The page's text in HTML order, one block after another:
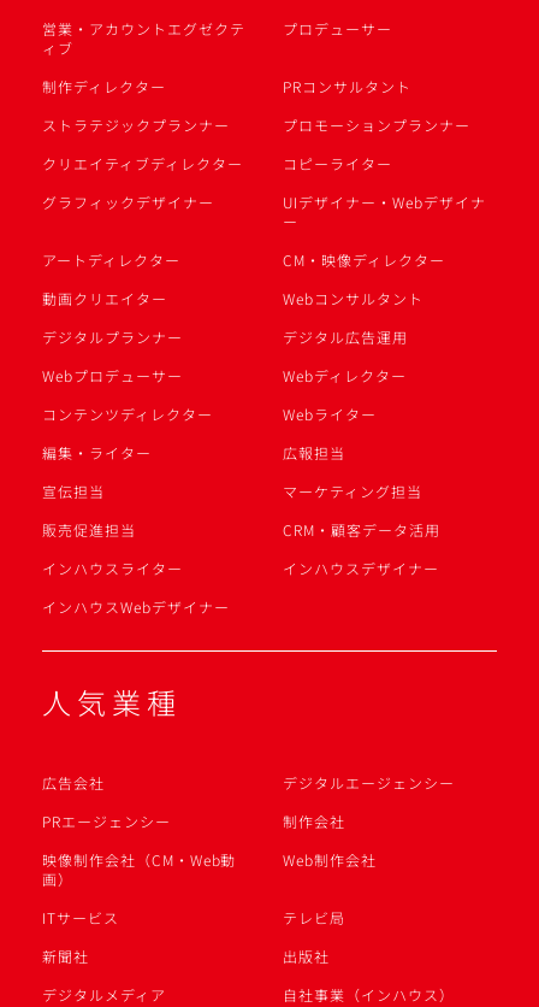
営業・アカウントエグゼクテ
ィブ
プロデューサー
制作ディレクター
PRコンサルタント
ストラテジックプランナー
プロモーションプランナー
クリエイティブディレクター
コピーライター
グラフィックデザイナー
UIデザイナー・Webデザイナ
ー
アートディレクター
CM・映像ディレクター
動画クリエイター
Webコンサルタント
デジタルプランナー
デジタル広告運用
Webプロデューサー
Webディレクター
コンテンツディレクター
Webライター
編集・ライター
広報担当
宣伝担当
マーケティング担当
販売促進担当
CRM・顧客データ活用
インハウスライター
インハウスデザイナー
インハウスWebデザイナー
人気業種
広告会社
デジタルエージェンシー
PRエージェンシー
制作会社
映像制作会社（CM・Web動
画）
Web制作会社
ITサービス
テレビ局
新聞社
出版社
デジタルメディア
自社事業（インハウス）